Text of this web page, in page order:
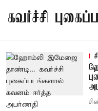
கவர்ச்சி